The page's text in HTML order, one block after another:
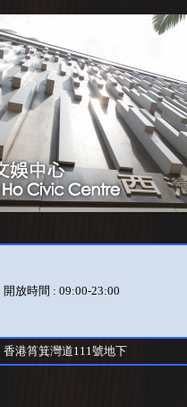
開放時間 : 09:00-23:00
香港筲箕灣道111號地下